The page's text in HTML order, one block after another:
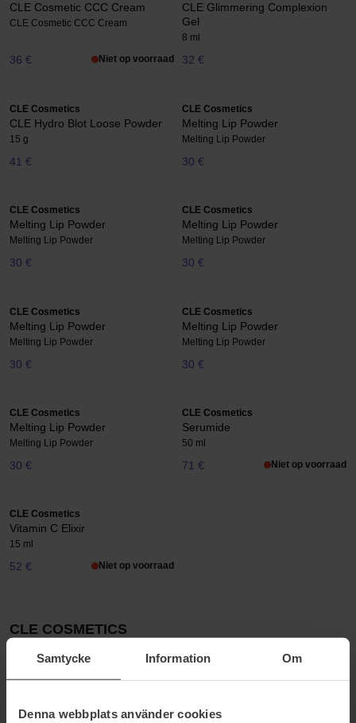
Samtycke Information Om
Denna webbplats använder cookies
CLE Cosmetic CCC Cream
CLE Cosmetic CCC Cream
36 € Niet op voorraad
CLE Glimmering Complexion
Gel
8 ml
32 €
CLE Cosmetics
CLE Hydro Blot Loose Powder
15 g
41 €
CLE Cosmetics
Melting Lip Powder
Melting Lip Powder
30 €
CLE Cosmetics
Melting Lip Powder
Melting Lip Powder
30 €
CLE Cosmetics
Melting Lip Powder
Melting Lip Powder
30 €
CLE Cosmetics
Melting Lip Powder
Melting Lip Powder
30 €
CLE Cosmetics
Melting Lip Powder
Melting Lip Powder
30 €
CLE Cosmetics
Melting Lip Powder
Melting Lip Powder
30 €
CLE Cosmetics
Serumide
50 ml
71 € Niet op voorraad
CLE Cosmetics
Vitamin C Elixir
15 ml
52 € Niet op voorraad
CLE COSMETICS
CLE Cosmetics är ett cruelty-free och helt veganskt varumärke